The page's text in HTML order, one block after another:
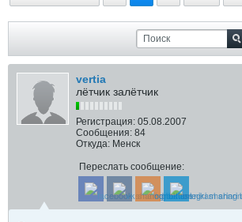
vertia
лётчик залётчик
Регистрация: 05.08.2007
Сообщения: 84
Откуда: Менск
Переслать сообщение: